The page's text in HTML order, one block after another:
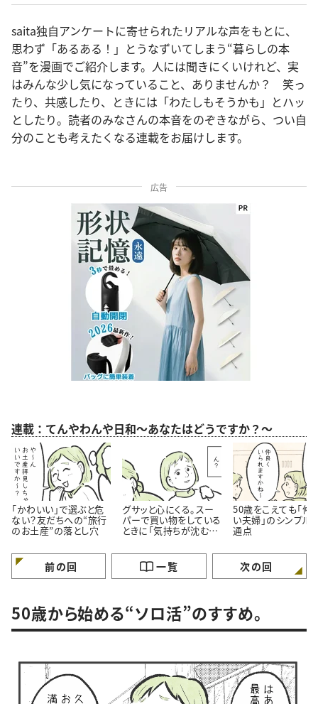
saita独自アンケートに寄せられたリアルな声をもとに、
思わず「あるある！」とうなずいてしまう“暮らしの本
音”を漫画でご紹介します。人には聞きにくいけれど、実
はみんな少し気になっていること、ありませんか？ 笑っ
たり、共感したり、ときには「わたしもそうかも」とハッ
としたり。読者のみなさんの本音をのぞきながら、つい自
分のことも考えたくなる連載をお届けします。
広告
連載：てんやわんや日和～あなたはどうですか？～
「かわいい」で選ぶと危
ない？友だちへの“旅行
のお土産”の落とし穴
グサッと心にくる。スー
パーで買い物をしている
ときに「気持ちが沈む瞬
すか？
50歳をこえても「仲
い夫婦」のシンプル
通点
前の回 一覧 次の回
50歳から始める“ソロ活”のすすめ。